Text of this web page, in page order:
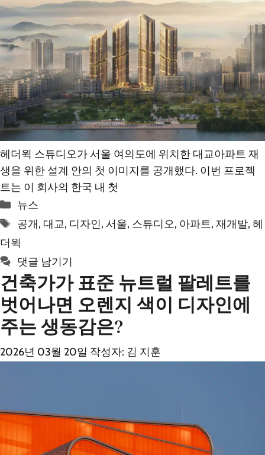
헤더윅 스튜디오가 서울 여의도에 위치한 대교아파트 재
생을 위한 설계 안의 첫 이미지를 공개했다. 이번 프로젝
트는 이 회사의 한국 내 첫
카
테
리
뉴스
태
그
공개, 대교, 디자인, 서울, 스튜디오, 아파트, 재개발, 헤
더윅
댓글 남기기
건축가가 표준 뉴트럴 팔레트를
벗어나면 오렌지 색이 디자인에
주는 생동감은?
2026년 03월 20일 작성자: 김 지훈